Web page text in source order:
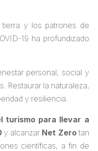
y los patrones de
19 ha profundizado
personal, social y
Restaurar la naturaleza,
y resiliencia.
turismo para llevar a
y alcanzar Net Zerotan
científicas, a fin de